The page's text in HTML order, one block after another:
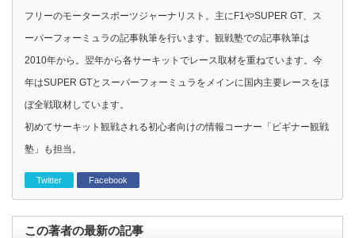
フリーのモータースポーツジャーナリスト。主にF1やSUPER GT、ス
ーパーフォーミュラの記事執筆を行います。観戦塾での記事執筆は
2010年から。翌年から各サーキットでレース取材を重ねています。今
年はSUPER GTとスーパーフォーミュラをメインに国内主要レースをほ
ぼ全戦取材しています。
初めてサーキット観戦される初心者向けの情報コーナー「ビギナー観戦
塾」も担当。
Twitter Facebook
この著者の最新の記事